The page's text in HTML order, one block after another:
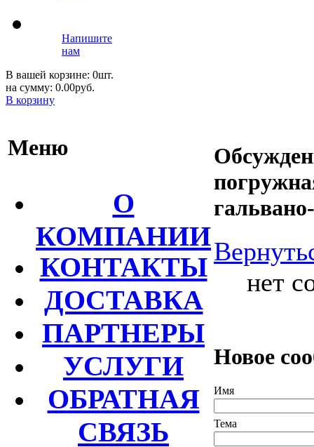
Напишите
нам
В вашей корзине: 0шт.
на сумму: 0.00руб.
В корзину
Меню
О
КОМПАНИИ
КОНТАКТЫ
ДОСТАВКА
ПАРТНЕРЫ
УСЛУГИ
ОБРАТНАЯ
СВЯЗЬ
нет
Новое
Имя
Тема